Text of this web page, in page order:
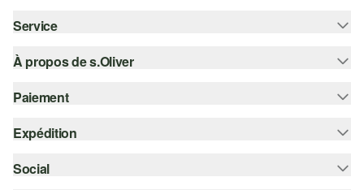
Service
Aide - FAQ
Guide des tailles
À propos de s.Oliver
S'abonner à la Newsletter
s.Oliver Card
Paiement
Sur facture
Carte de crédit
Expédition
Suivi de colis
Social